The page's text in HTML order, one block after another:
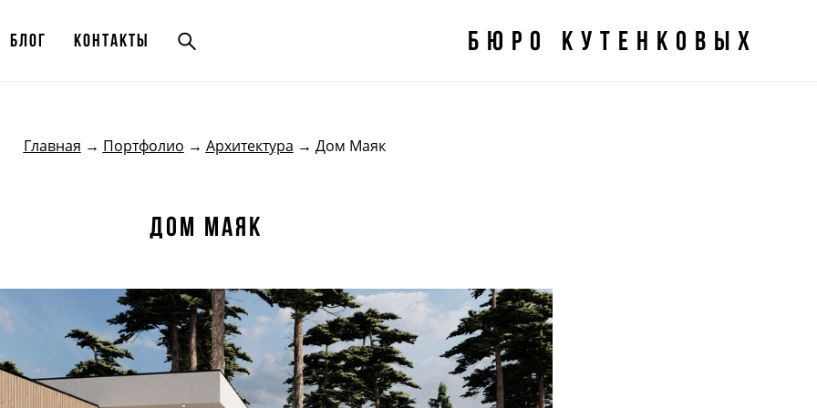
БЮро кутенковых
Блог Контакты БЮро кутенковых
Блог Контакты
Главная → Портфолио → Архитектура → Дом Маяк
дом маяк